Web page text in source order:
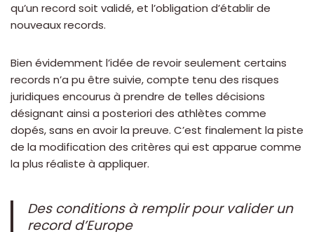
qu’un record soit validé, et l’obligation d’établir de
nouveaux records.
Bien évidemment l’idée de revoir seulement certains
records n’a pu être suivie, compte tenu des risques
juridiques encourus à prendre de telles décisions
désignant ainsi a posteriori des athlètes comme
dopés, sans en avoir la preuve. C’est finalement la piste
de la modification des critères qui est apparue comme
la plus réaliste à appliquer.
Des conditions à remplir pour valider un
record d’Europe